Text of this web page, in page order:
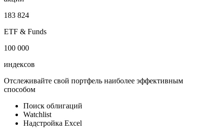
183 824
ETF & Funds
100 000
индексов
Отслеживайте свой портфель наиболее эффективным
способом
Поиск облигаций
Watchlist
Надстройка Excel